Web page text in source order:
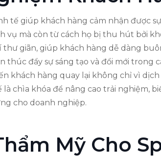
tế giúp khách hàng cảm nhận được
vụ mà còn từ cách họ bị thu hút bởi
giãn, giúp khách hàng dễ dàng
thúc đẩy sự sáng tạo và đổi mới
khách hàng quay lại không chỉ vì
chìa khóa để nâng cao trải nghiệm,
cho doanh nghiệp.
Mỹ Cho